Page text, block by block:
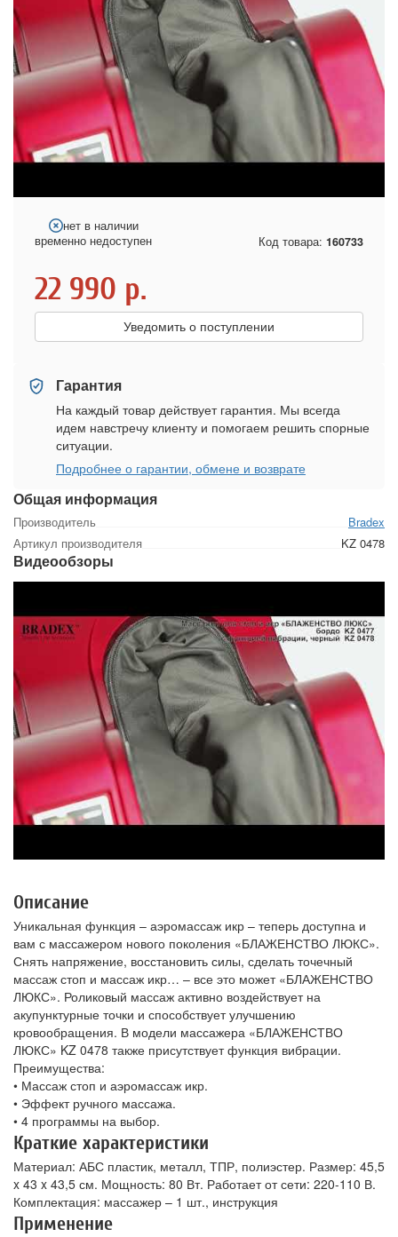
Общая информация
Производитель
Bradex
Артикул производителя
KZ 0478
Видеообзоры
нет в наличии
временно недоступен
Код товара: 160733
22 990 р.
Уведомить о поступлении
Гарантия
На каждый товар действует гарантия. Мы всегда
идем навстречу клиенту и помогаем решить спорные
ситуации.
Подробнее о гарантии, обмене и возврате
Описание
Уникальная функция – аэромассаж икр – теперь доступна и
вам с массажером нового поколения «БЛАЖЕНСТВО ЛЮКС».
Снять напряжение, восстановить силы, сделать точечный
массаж стоп и массаж икр… – все это может «БЛАЖЕНСТВО
ЛЮКС». Роликовый массаж активно воздействует на
акупунктурные точки и способствует улучшению
кровообращения. В модели массажера «БЛАЖЕНСТВО
ЛЮКС» KZ 0478 также присутствует функция вибрации.
Преимущества:
• Массаж стоп и аэромассаж икр.
• Эффект ручного массажа.
• 4 программы на выбор.
Краткие характеристики
Материал: АБС пластик, металл, ТПР, полиэстер. Размер: 45,5
x 43 x 43,5 см. Мощность: 80 Вт. Работает от сети: 220-110 В.
Комплектация: массажер – 1 шт., инструкция
Применение